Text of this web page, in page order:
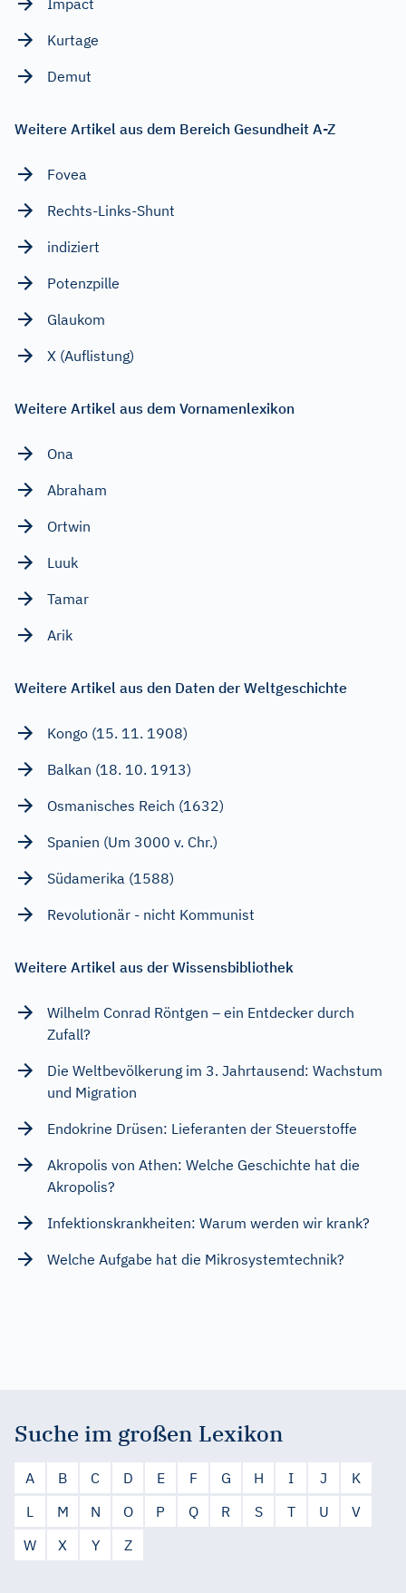
Kurtage
Demut
Weitere Artikel aus dem Bereich Gesundheit A-Z
Fovea
Rechts-Links-Shunt
indiziert
Potenzpille
Glaukom
X (Auflistung)
Weitere Artikel aus dem Vornamenlexikon
Ona
Abraham
Ortwin
Luuk
Tamar
Arik
Weitere Artikel aus den Daten der Weltgeschichte
Kongo (15. 11. 1908)
Balkan (18. 10. 1913)
Osmanisches Reich (1632)
Spanien (Um 3000 v. Chr.)
Südamerika (1588)
Revolutionär - nicht Kommunist
Weitere Artikel aus der Wissensbibliothek
Wilhelm Conrad Röntgen – ein Entdecker durch
Zufall?
Die Weltbevölkerung im 3. Jahrtausend: Wachstum
und Migration
Endokrine Drüsen: Lieferanten der Steuerstoffe
Akropolis von Athen: Welche Geschichte hat die
Akropolis?
Infektionskrankheiten: Warum werden wir krank?
Welche Aufgabe hat die Mikrosystemtechnik?
Suche im großen Lexikon
A B C D E F G H I J
K
L
M N O P Q R S T U
V
W
X Y Z